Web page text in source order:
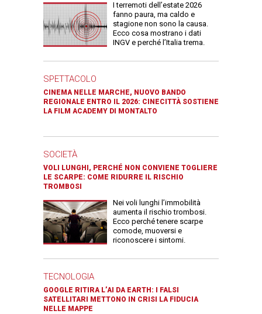
I terremoti dell’estate 2026
fanno paura, ma caldo e
stagione non sono la causa.
Ecco cosa mostrano i dati
INGV e perché l’Italia trema.
SPETTACOLO
CINEMA NELLE MARCHE, NUOVO BANDO
REGIONALE ENTRO IL 2026: CINECITTÀ SOSTIENE
LA FILM ACADEMY DI MONTALTO
SOCIETÀ
VOLI LUNGHI, PERCHÉ NON CONVIENE TOGLIERE
LE SCARPE: COME RIDURRE IL RISCHIO
TROMBOSI
Nei voli lunghi l’immobilità
aumenta il rischio trombosi.
Ecco perché tenere scarpe
comode, muoversi e
riconoscere i sintomi.
TECNOLOGIA
GOOGLE RITIRA L’AI DA EARTH: I FALSI
SATELLITARI METTONO IN CRISI LA FIDUCIA
NELLE MAPPE